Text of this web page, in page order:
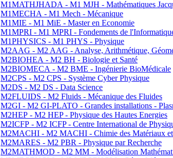
M1MATHJHADA - M1 MJH - Mathématiques
M1MECHA - M1 Mech - Mécanique
M1MIE - M1 MiE - Master en Economie
M1MPRI - M1 MPRI - Fondements de
M1PHYSICS - M1 PHYS - Physique
M2AAG - M2 AAG - Analyse, Arithmétique,
M2BIOHEA - M2 BH - Biologie et Santé
M2BIOMECA - M2 BME - Ingénierie BioMédicale
M2CPS - M2 CPS - Système Cyber Physique
M2DS - M2 DS - Data Science
M2FLUIDS - M2 Fluids - Mécanique des Fluides
M2GI - M2 GI-PLATO - Grandes installations -
M2HEP - M2 HEP - Physique des Hautes Energies
M2ICFP - M2 ICFP - Centre International de
M2MACHI - M2 MACHI - Chimie des Matériaux et
M2MARES - M2 PBR - Physique par Recherche
M2MATHMOD - M2 MM - Modélisation